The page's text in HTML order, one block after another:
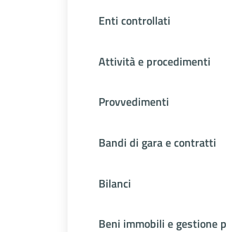
Enti controllati
Attività e procedimenti
Provvedimenti
Bandi di gara e contratti
Bilanci
Beni immobili e gestione